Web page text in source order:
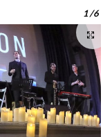
1/6